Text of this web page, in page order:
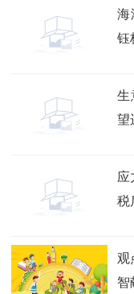
海
钰
生
望
应
税
观
智